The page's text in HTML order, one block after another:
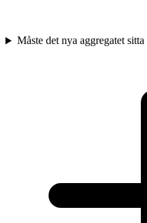
Måste det nya aggregatet sitta